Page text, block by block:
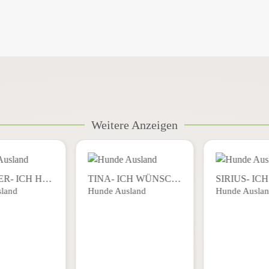
Weitere Anzeigen
ICH H… TINA- ICH WÜNSC…
Hunde Ausland
SIRIUS-
Hunde